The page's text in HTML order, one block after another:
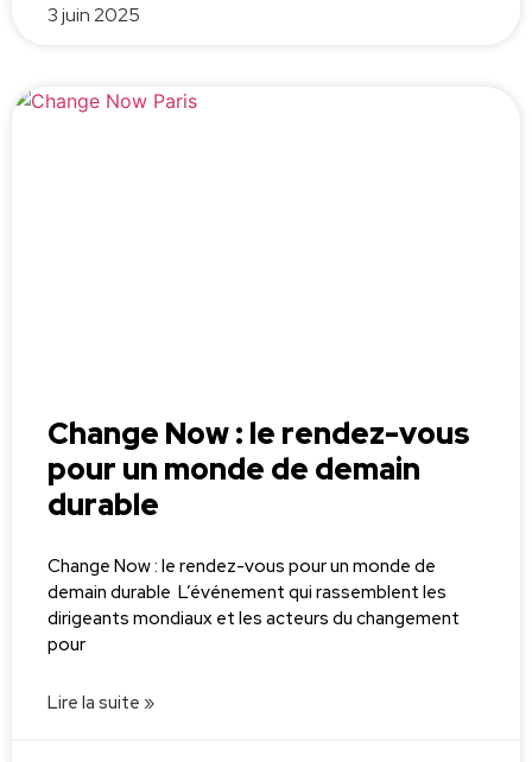
3 juin 2025
Change Now : le rendez-vous
pour un monde de demain
durable
Change Now : le rendez-vous pour un monde de
demain durable L’événement qui rassemblent les
dirigeants mondiaux et les acteurs du changement
pour
Lire la suite »